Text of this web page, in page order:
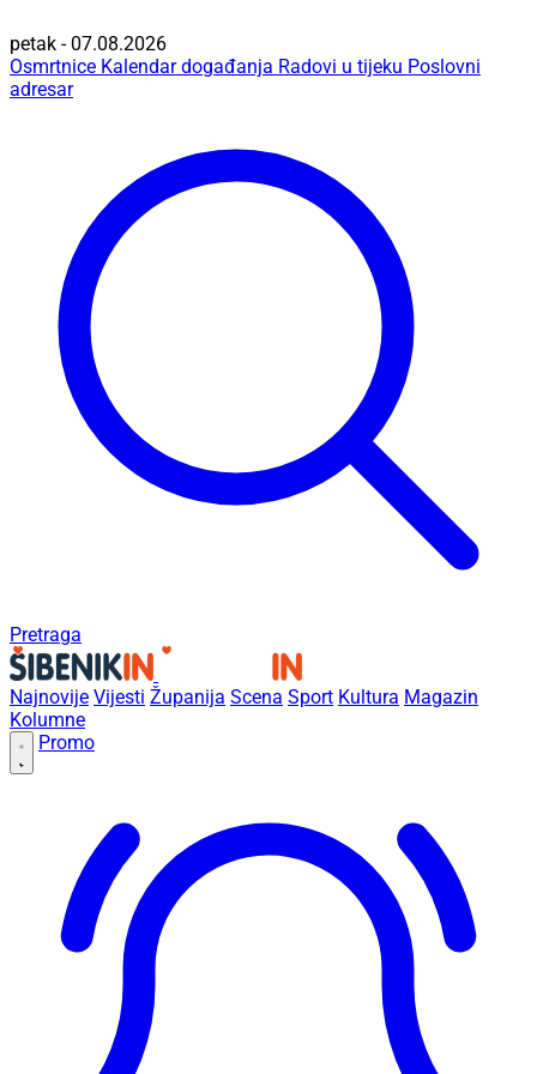
petak - 07.08.2026
Osmrtnice Kalendar događanja Radovi u tijeku Poslovni
adresar
Pretraga
Najnovije Vijesti Županija Scena Sport Kultura Magazin
Kolumne
Promo